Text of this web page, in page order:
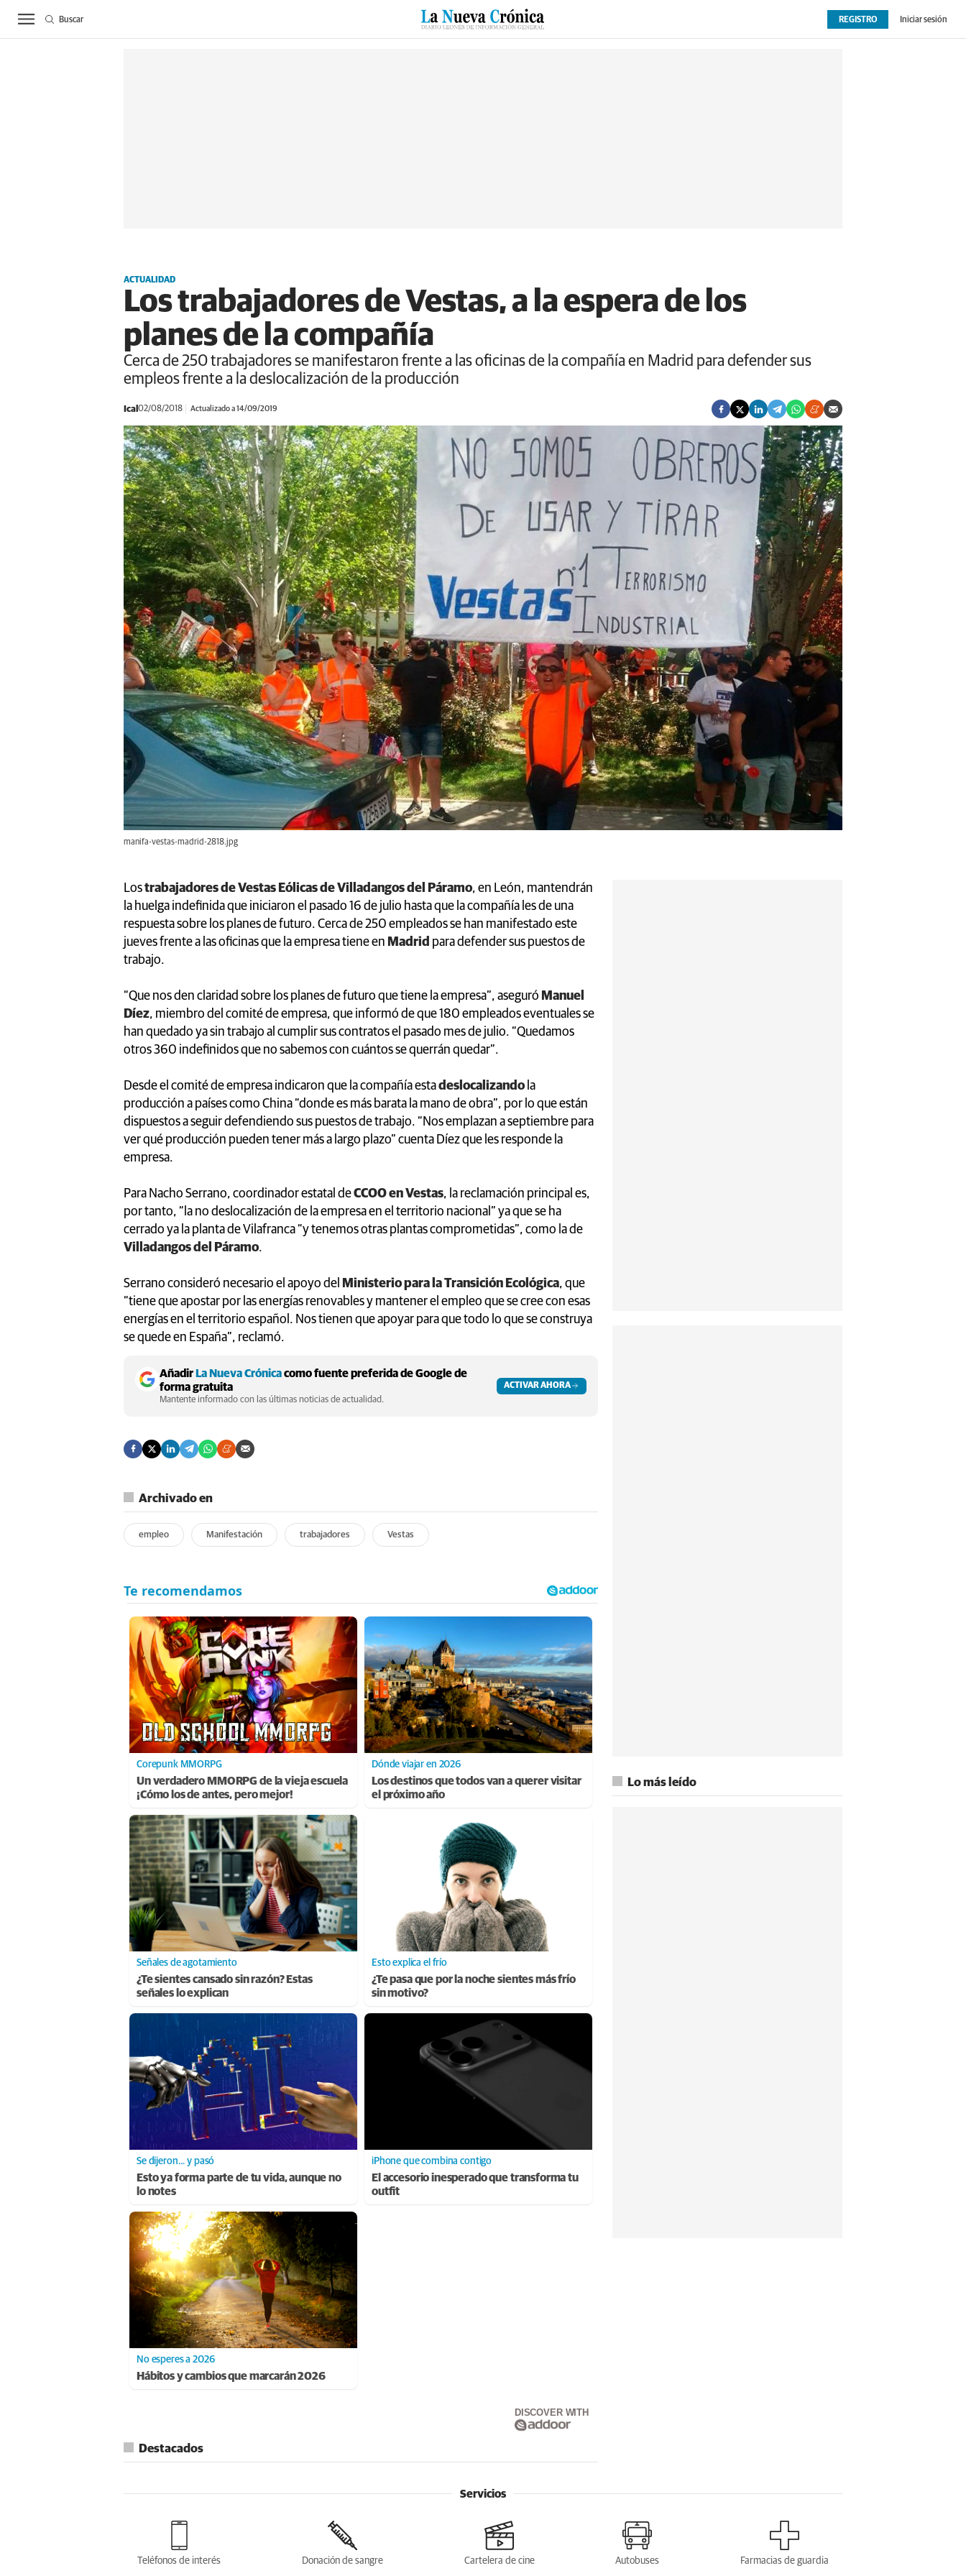
ACTUALIDAD BIERZO SUCESOS CULTURAS ESPECIALES DEPORTES OPINIÓN EXTRAS
REGISTRO Iniciar sesión
Buscar
ACTUALIDAD
Los trabajadores de Vestas, a la espera de los
planes de la compañía
Cerca de 250 trabajadores se manifestaron frente a las oficinas de la compañía en Madrid para defender sus
empleos frente a la deslocalización de la producción
Ical 02/08/2018 Actualizado a 14/09/2019
manifa-vestas-madrid-2818.jpg
Lostrabajadores de Vestas Eólicas de Villadangos del Páramo, en León, mantendrán
la huelga indefinida que iniciaron el pasado 16 de julio hasta que la compañía les de una
respuesta sobre los planes de futuro. Cerca de 250 empleados se han manifestado este
jueves frente a las oficinas que la empresa tiene en Madrid para defender sus puestos de
trabajo.
“Que nos den claridad sobre los planes de futuro que tiene la empresa”, aseguró Manuel
Díez, miembro del comité de empresa, que informó de que 180 empleados eventuales se
han quedado ya sin trabajo al cumplir sus contratos el pasado mes de julio. “Quedamos
otros 360 indefinidos que no sabemos con cuántos se querrán quedar”.
Desde el comité de empresa indicaron que la compañía estadeslocalizando la
producción a países como China “donde es más barata la mano de obra”, por lo que están
dispuestos a seguir defendiendo sus puestos de trabajo. “Nos emplazan a septiembre para
ver qué producción pueden tener más a largo plazo” cuenta Díez que les responde la
empresa.
Para Nacho Serrano, coordinador estatal deCCOO en Vestas, la reclamación principal es,
por tanto, “la no deslocalización de la empresa en el territorio nacional” ya que se ha
cerrado ya la planta de Vilafranca “y tenemos otras plantas comprometidas”, como la de
Villadangos del Páramo.
Serrano consideró necesario el apoyo del Ministerio para la Transición Ecológica, que
“tiene que apostar por las energías renovables y mantener el empleo que se cree con esas
energías en el territorio español. Nos tienen que apoyar para que todo lo que se construya
se quede en España”, reclamó.
AñadirLa Nueva Crónicacomo fuente preferida de Google de
forma gratuita
Mantente informado con las últimas noticias de actualidad.
ACTIVAR AHORA
Archivado en
empleo Manifestación trabajadores Vestas
Corepunk MMORPG
Un verdadero MMORPG de la vieja escuela
¡Cómo los de antes, pero mejor!
Dónde viajar en 2026
Los destinos que todos van a querer visitar
el próximo año
Señales de agotamiento
¿Te sientes cansado sin razón? Estas
señales lo explican
Esto explica el frío
¿Te pasa que por la noche sientes más frío
sin motivo?
Se dijeron… y pasó
Esto ya forma parte de tu vida, aunque no
lo notes
iPhone que combina contigo
El accesorio inesperado que transforma tu
outfit
No esperes a 2026
Hábitos y cambios que marcarán 2026
DISCOVER WITH
Destacados
Lo más leído
Servicios
Teléfonos de interés Donación de sangre Cartelera de cine Autobuses Farmacias de guardia